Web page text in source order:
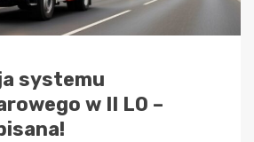
systemu
w II LO –